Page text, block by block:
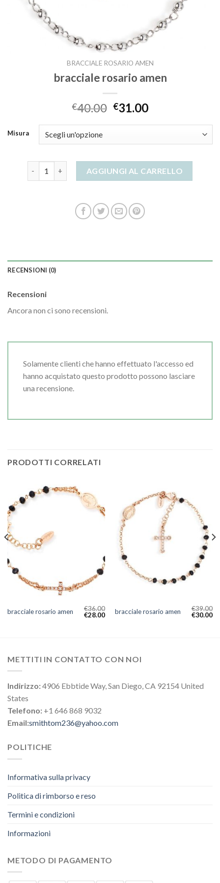
BRACCIALE ROSARIO AMEN
bracciale rosario amen
€40.00 €31.00
Misura
AGGIUNGI AL CARRELLO
RECENSIONI (0)
Recensioni
Ancora non ci sono recensioni.
Solamente clienti che hanno effettuato l'accesso ed
hanno acquistato questo prodotto possono lasciare
una recensione.
PRODOTTI CORRELATI
bracciale rosario amen €36.00
€28.00 bracciale rosario amen €39.00
€30.00
METTITI IN CONTATTO CON NOI
Indirizzo:4906 Ebbtide Way, San Diego, CA 92154 United
States
Telefono: +1 646 868 9032
Email:smithtom236@yahoo.com
POLITICHE
Informativa sulla privacy
Politica di rimborso e reso
Termini e condizioni
Informazioni
METODO DI PAGAMENTO